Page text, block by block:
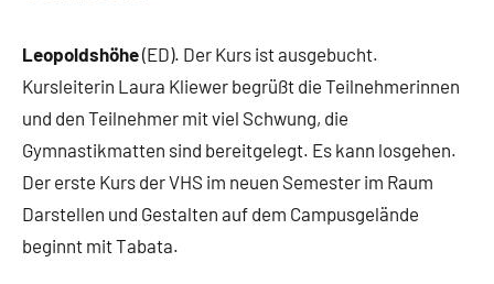
Leopoldshöhe(ED). Der Kurs ist ausgebucht.
Kursleiterin Laura Kliewer begrüßt die Teilnehmerinnen
und den Teilnehmer mit viel Schwung, die
Gymnastikmatten sind bereitgelegt. Es kann losgehen.
Der erste Kurs der VHS im neuen Semester im Raum
Darstellen und Gestalten auf dem Campusgelände
beginnt mit Tabata.